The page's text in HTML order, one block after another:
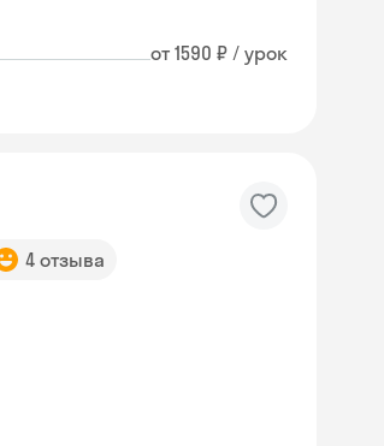
от 1590 ₽ / урок
4 отзыва